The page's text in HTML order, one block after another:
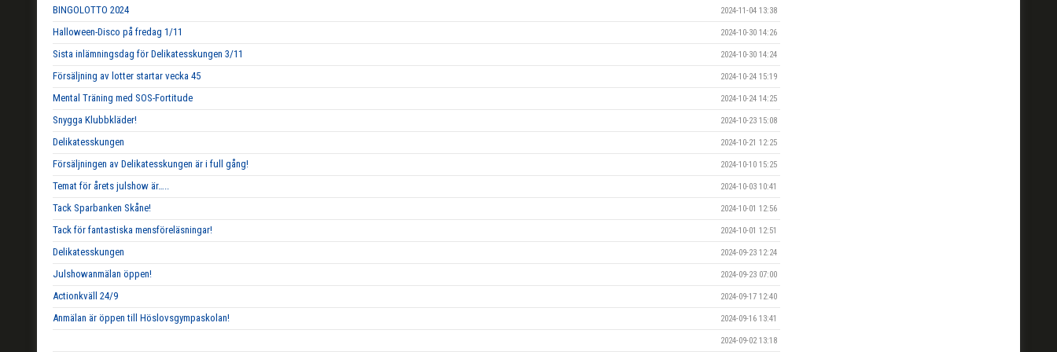
BINGOLOTTO 2024 2024-11-04 13:38
Halloween-Disco på fredag 1/11 2024-10-30 14:26
Sista inlämningsdag för Delikatesskungen 3/11 2024-10-30 14:24
Försäljning av lotter startar vecka 45 2024-10-24 15:19
Mental Träning med SOS-Fortitude 2024-10-24 14:25
Snygga Klubbkläder! 2024-10-23 15:08
Delikatesskungen 2024-10-21 12:25
Försäljningen av Delikatesskungen är i full gång! 2024-10-10 15:25
Temat för årets julshow är….. 2024-10-03 10:41
Tack Sparbanken Skåne! 2024-10-01 12:56
Tack för fantastiska mensföreläsningar! 2024-10-01 12:51
Delikatesskungen 2024-09-23 12:24
Julshowanmälan öppen! 2024-09-23 07:00
Actionkväll 24/9 2024-09-17 12:40
Anmälan är öppen till Höslovsgympaskolan! 2024-09-16 13:41
2024-09-02 13:18